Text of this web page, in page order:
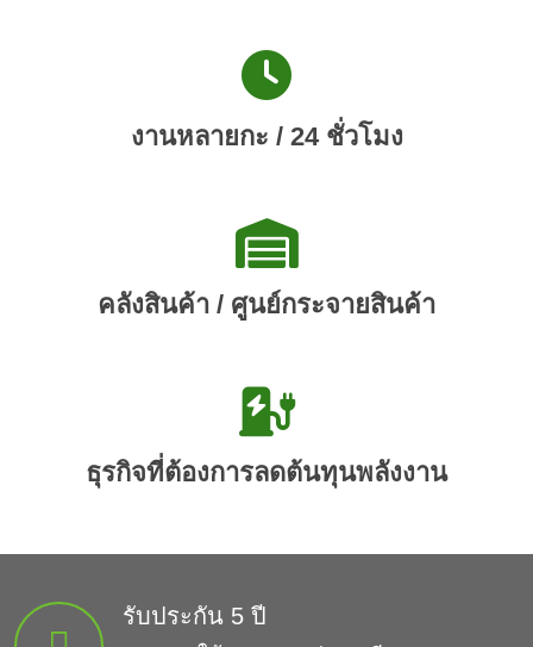
งานหลายกะ / 24 ชั่วโมง
คลังสินค้า / ศูนย์กระจายสินค้า
ธุรกิจที่ต้องการลดต้นทุนพลังงาน
รับประกัน 5 ปี